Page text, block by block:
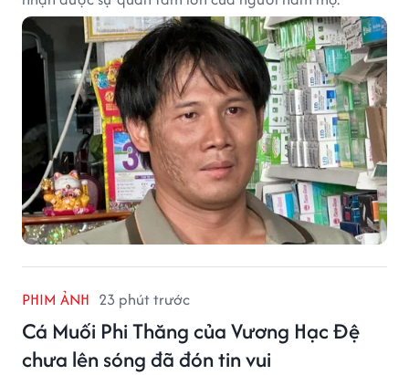
PHIM ẢNH 23 phút trước
Cá Muối Phi Thăng của Vương Hạc Đệ
chưa lên sóng đã đón tin vui